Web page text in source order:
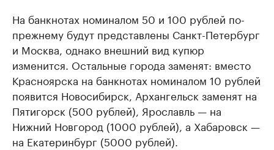
На банкнотах номиналом 50 и 100 рублей по-
прежнему будут представлены Санкт-Петербург
и Москва, однако внешний вид купюр
изменится. Остальные города заменят: вместо
Красноярска на банкнотах номиналом 10 рублей
появится Новосибирск, Архангельск заменят на
Пятигорск (500 рублей), Ярославль — на
Нижний Новгород (1000 рублей), а Хабаровск —
на Екатеринбург (5000 рублей).